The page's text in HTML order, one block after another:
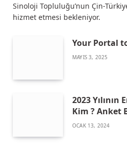
Sinoloji Topluluğu’nun Çin-
hizmet etmesi bekleniyor.
Your Portal
MAYIS 3, 2025
2023 Yılının
Kim ? Anket
OCAK 13, 2024